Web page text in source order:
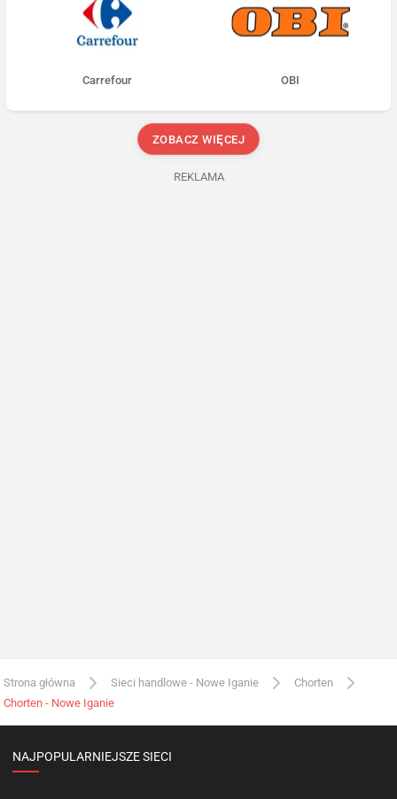
Carrefour OBI
ZOBACZ WIĘCEJ
REKLAMA
Strona główna Sieci handlowe - Nowe Iganie
Chorten
Chorten - Nowe Iganie
NAJPOPULARNIEJSZE SIECI